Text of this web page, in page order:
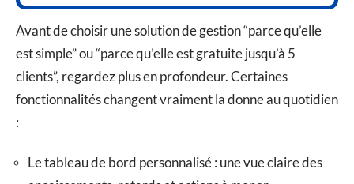
Avant de choisir une solution de gestion “parce qu’elle
est simple” ou “parce qu’elle est gratuite jusqu’à 5
clients”, regardez plus en profondeur. Certaines
fonctionnalités changent vraiment la donne au quotidien
:
Le tableau de bord personnalisé : une vue claire des